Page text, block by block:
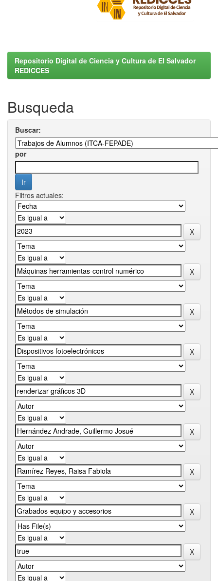
Repositorio Digital de Ciencia y Cultura de El Salvador
REDICCES
Busqueda
Buscar:
por
Filtros actuales: